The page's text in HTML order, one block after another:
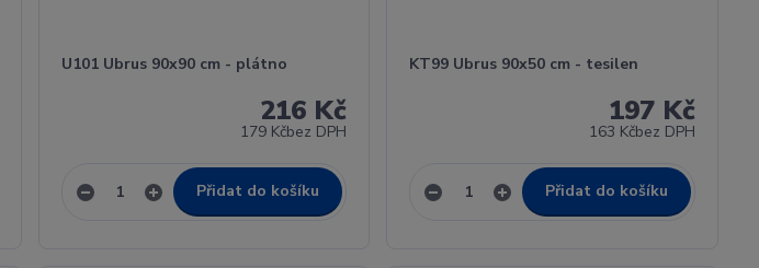
U101 Ubrus 90x90 cm - plátno
216 Kč
179 Kčbez DPH
Přidat do košíku
KT99 Ubrus 90x50 cm - tesilen
197 Kč
163 Kčbez DPH
Přidat do košíku